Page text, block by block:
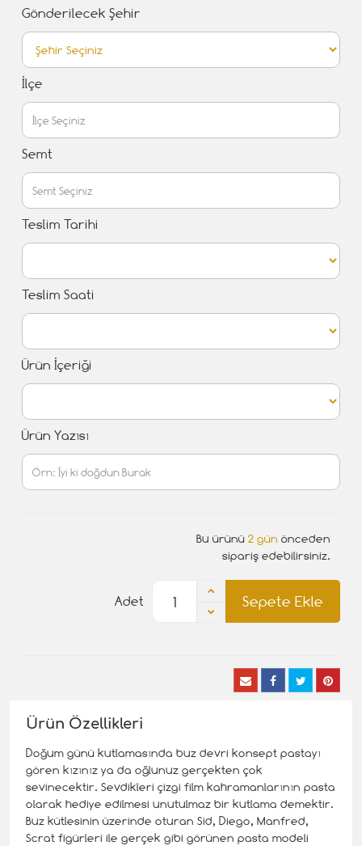
Gönderilecek Şehir
İlçe
Semt
Teslim Tarihi
Teslim Saati
Ürün İçeriği
Ürün Yazısı
Bu ürünü 2 gün önceden
sipariş edebilirsiniz.
Sepete Ekle
Adet
Ürün Özellikleri
Doğum günü kutlamasında buz devri konsept pastayı
gören kızınız ya da oğlunuz gerçekten çok
sevinecektir. Sevdikleri çizgi film kahramanlarının pasta
olarak hediye edilmesi unutulmaz bir kutlama demektir.
Buz kütlesinin üzerinde oturan Sid, Diego, Manfred,
Scrat figürleri ile gerçek gibi görünen pasta modeli